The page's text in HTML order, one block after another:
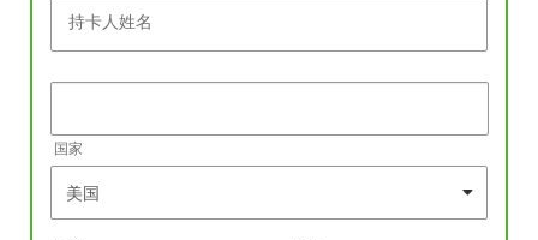
持卡人姓名
国家